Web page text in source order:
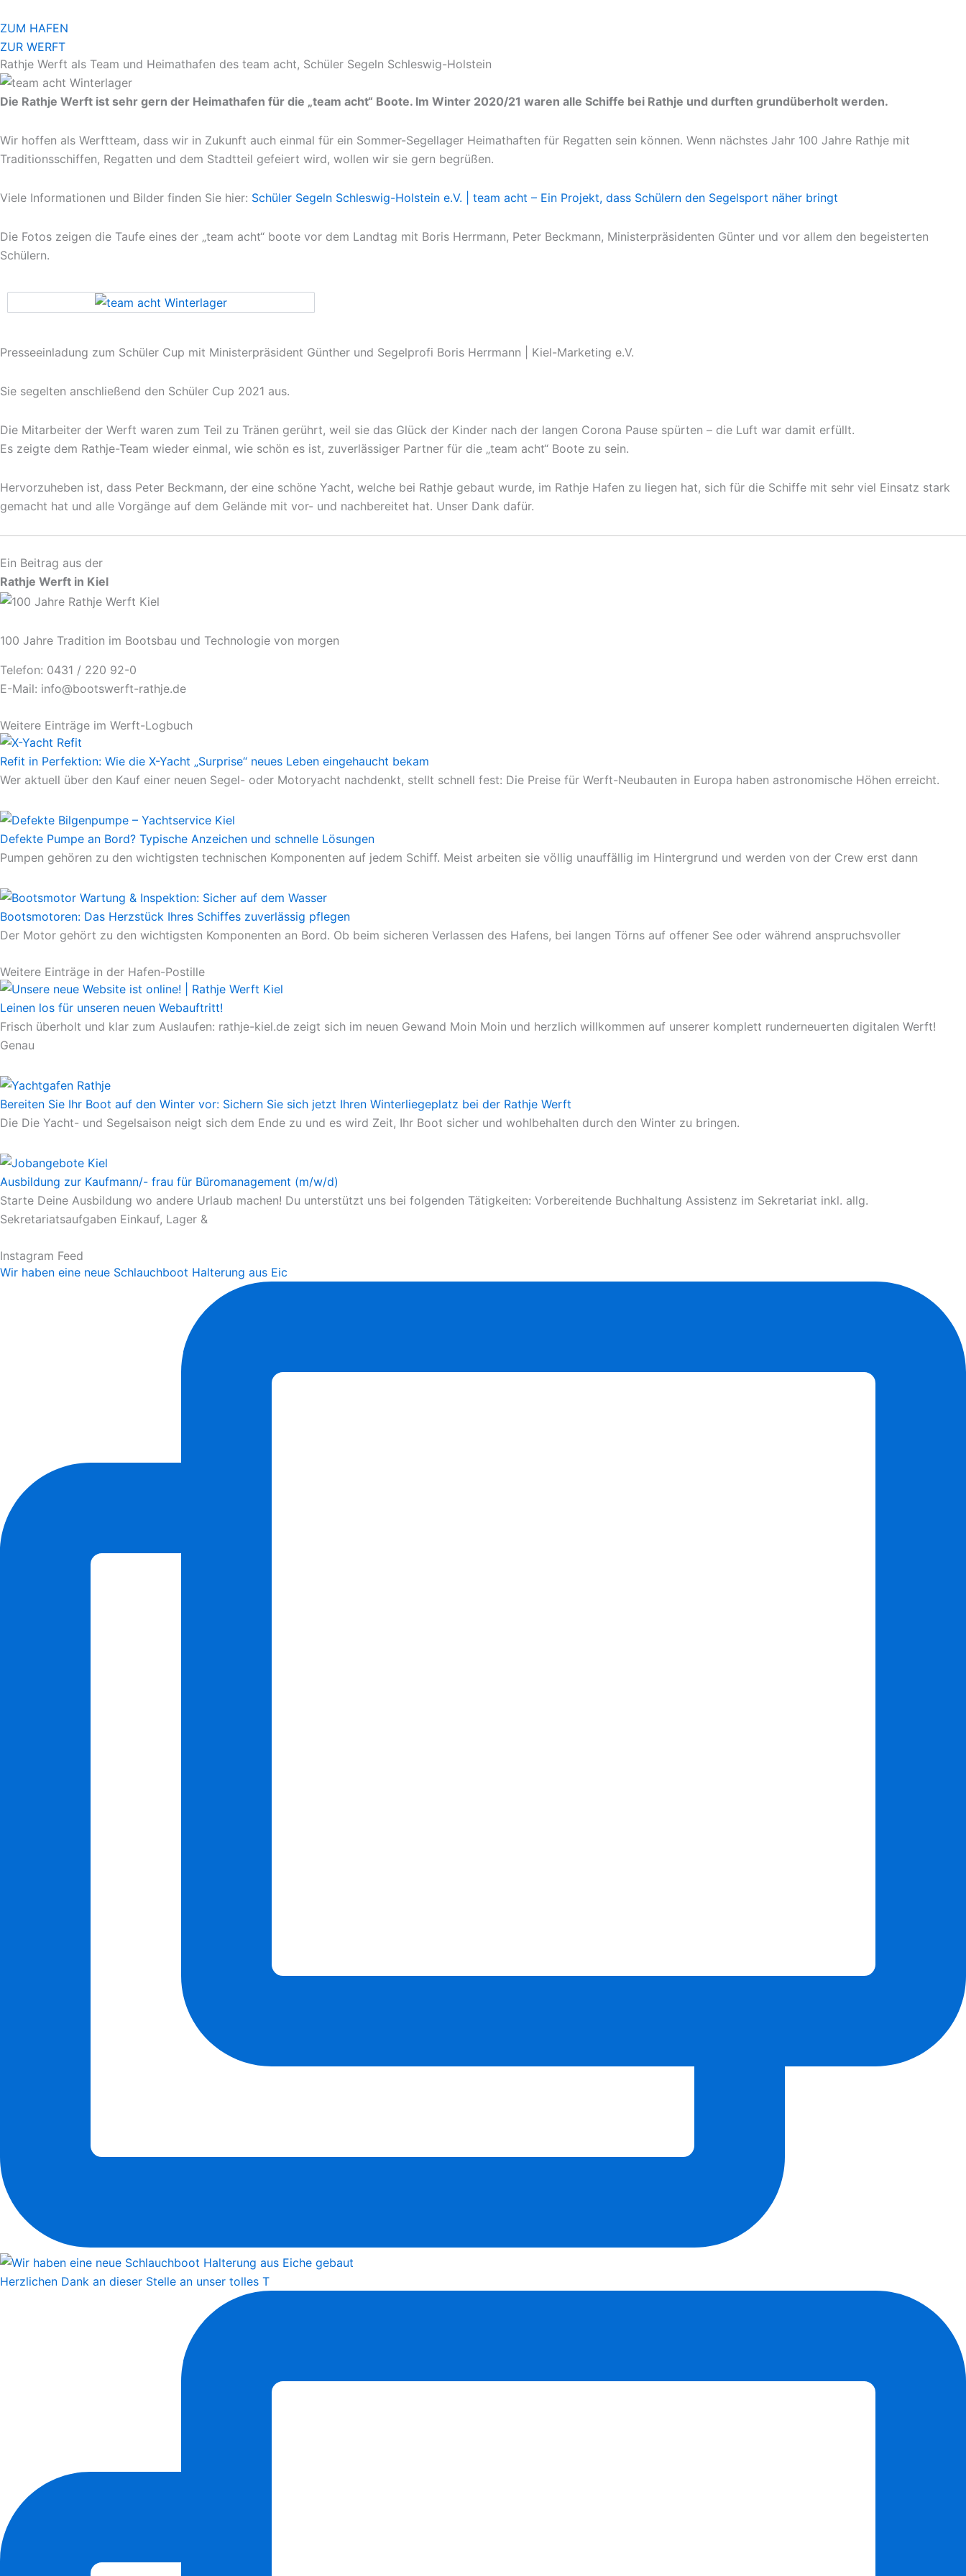
Inhalt
springen
ZUM HAFEN
ZUR WERFT
Rathje Werft als Team und Heimathafen des team acht, Schüler Segeln Schleswig-Holstein
Die Rathje Werft ist sehr gern der Heimathafen für die „team acht“ Boote. Im Winter 2020/21 waren alle Schiffe bei Rathje und durften grundüberholt werden.
Wir hoffen als Werftteam, dass wir in Zukunft auch einmal für ein Sommer-Segellager Heimathaften für Regatten sein können. Wenn nächstes Jahr 100 Jahre Rathje mit
Traditionsschiffen, Regatten und dem Stadtteil gefeiert wird, wollen wir sie gern begrüßen.
Viele Informationen und Bilder finden Sie hier: Schüler Segeln Schleswig-Holstein e.V. | team acht – Ein Projekt, dass Schülern den Segelsport näher bringt
Die Fotos zeigen die Taufe eines der „team acht“ boote vor dem Landtag mit Boris Herrmann, Peter Beckmann, Ministerpräsidenten Günter und vor allem den begeisterten
Schülern.
Presseeinladung zum Schüler Cup mit Ministerpräsident Günther und Segelprofi Boris Herrmann | Kiel-Marketing e.V.
Sie segelten anschließend den Schüler Cup 2021 aus.
Die Mitarbeiter der Werft waren zum Teil zu Tränen gerührt, weil sie das Glück der Kinder nach der langen Corona Pause spürten – die Luft war damit erfüllt.
Es zeigte dem Rathje-Team wieder einmal, wie schön es ist, zuverlässiger Partner für die „team acht“ Boote zu sein.
Hervorzuheben ist, dass Peter Beckmann, der eine schöne Yacht, welche bei Rathje gebaut wurde, im Rathje Hafen zu liegen hat, sich für die Schiffe mit sehr viel Einsatz stark
gemacht hat und alle Vorgänge auf dem Gelände mit vor- und nachbereitet hat. Unser Dank dafür.
Ein Beitrag aus der
Rathje Werft in Kiel
100 Jahre Tradition im Bootsbau und Technologie von morgen
Telefon: 0431 / 220 92-0
E-Mail: info@bootswerft-rathje.de
Weitere Einträge im Werft-Logbuch
Refit in Perfektion: Wie die X-Yacht „Surprise“ neues Leben eingehaucht bekam
Wer aktuell über den Kauf einer neuen Segel- oder Motoryacht nachdenkt, stellt schnell fest: Die Preise für Werft-Neubauten in Europa haben astronomische Höhen erreicht.
Defekte Pumpe an Bord? Typische Anzeichen und schnelle Lösungen
Pumpen gehören zu den wichtigsten technischen Komponenten auf jedem Schiff. Meist arbeiten sie völlig unauffällig im Hintergrund und werden von der Crew erst dann
Bootsmotoren: Das Herzstück Ihres Schiffes zuverlässig pflegen
Der Motor gehört zu den wichtigsten Komponenten an Bord. Ob beim sicheren Verlassen des Hafens, bei langen Törns auf offener See oder während anspruchsvoller
Weitere Einträge in der Hafen-Postille
Leinen los für unseren neuen Webauftritt!
Frisch überholt und klar zum Auslaufen: rathje-kiel.de zeigt sich im neuen Gewand Moin Moin und herzlich willkommen auf unserer komplett runderneuerten digitalen Werft!
Genau
Bereiten Sie Ihr Boot auf den Winter vor: Sichern Sie sich jetzt Ihren Winterliegeplatz bei der Rathje Werft
Die Die Yacht- und Segelsaison neigt sich dem Ende zu und es wird Zeit, Ihr Boot sicher und wohlbehalten durch den Winter zu bringen.
Ausbildung zur Kaufmann/- frau für Büromanagement (m/w/d)
Starte Deine Ausbildung wo andere Urlaub machen! Du unterstützt uns bei folgenden Tätigkeiten: Vorbereitende Buchhaltung Assistenz im Sekretariat inkl. allg.
Sekretariatsaufgaben Einkauf, Lager &
Instagram Feed
Wir haben eine neue Schlauchboot Halterung aus Eic
Herzlichen Dank an dieser Stelle an unser tolles T